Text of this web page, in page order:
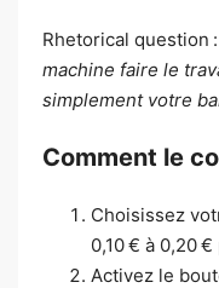
Rhetorical question :
machine faire le
simplement votre
Comment le
Choisissez
0,10 € à 0,20
Activez le